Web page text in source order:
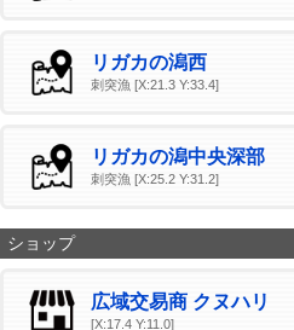
リガカの潟西
刺突漁 [X:21.3 Y:33.4]
リガカの潟中央深部
刺突漁 [X:25.2 Y:31.2]
ショップ
広域交易商 クヌハリ
[X:17.4 Y:11.0]